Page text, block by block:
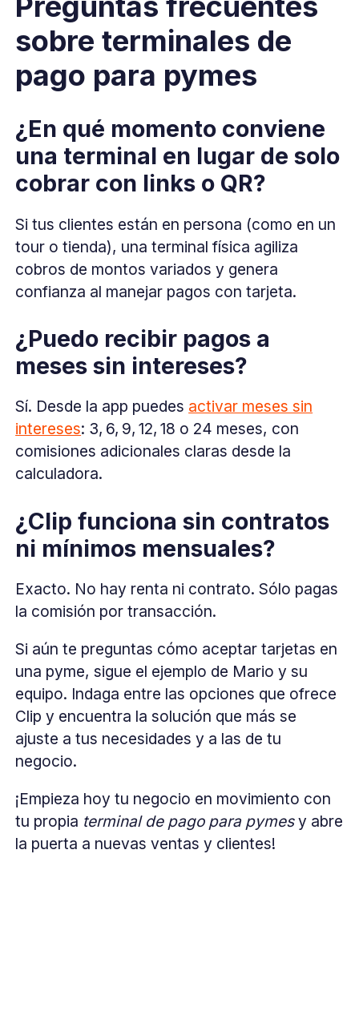
sobre terminales de
pago para pymes
¿En qué momento conviene
una terminal en lugar de solo
cobrar con links o QR?
Si tus clientes están en persona (como en un
tour o tienda), una terminal física agiliza
cobros de montos variados y genera
confianza al manejar pagos con tarjeta.
¿Puedo recibir pagos a
meses sin intereses?
Sí. Desde la app puedes activar meses sin
intereses: 3, 6, 9, 12, 18 o 24 meses, con
comisiones adicionales claras desde la
calculadora.
¿Clip funciona sin contratos
ni mínimos mensuales?
Exacto. No hay renta ni contrato. Sólo pagas
la comisión por transacción.
Si aún te preguntas cómo aceptar tarjetas en
una pyme, sigue el ejemplo de Mario y su
equipo. Indaga entre las opciones que ofrece
Clip y encuentra la solución que más se
ajuste a tus necesidades y a las de tu
negocio.
¡Empieza hoy tu negocio en movimiento con
tu propia terminal de pago para pymesy abre
la puerta a nuevas ventas y clientes!